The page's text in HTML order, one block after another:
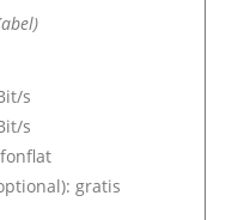
s
s
gratis